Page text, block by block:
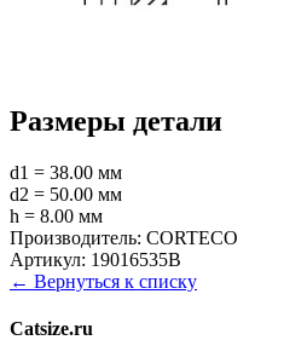
Размеры детали
d1 = 38.00 мм
d2 = 50.00 мм
h = 8.00 мм
Производитель: CORTECO
Артикул: 19016535B
← Вернуться к списку
Catsize.ru